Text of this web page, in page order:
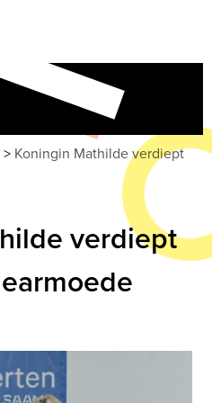
> Koningin Mathilde verdiept
verdiept